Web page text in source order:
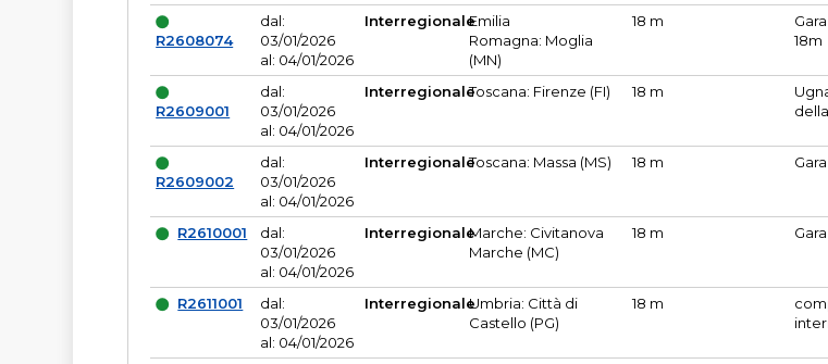
R2608074
dal:
03/01/2026
al: 04/01/2026
InterregionaleEmilia
Romagna: Moglia
(MN)
18 m
18m
R2609001
dal:
03/01/2026
al: 04/01/2026
InterregionaleToscana: Firenze (FI) 18 m
R2609002
dal:
03/01/2026
al: 04/01/2026
InterregionaleToscana: Massa (MS) 18 m
R2610001
dal:
03/01/2026
al: 04/01/2026
InterregionaleMarche: Civitanova
Marche (MC)
18 m
R2611001
dal:
03/01/2026
al: 04/01/2026
InterregionaleUmbria: Città di
Castello (PG)
18 m